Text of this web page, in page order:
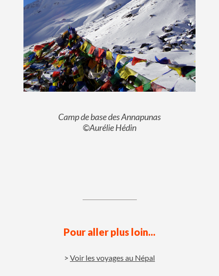
Camp de base des Annapunas
©Aurélie Hédin
Pour aller plus loin...
Voir les voyages au Népal